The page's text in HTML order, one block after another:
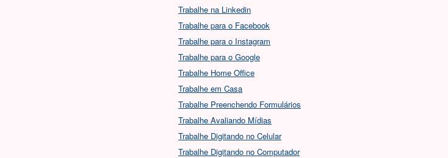
Trabalhe na Linkedin
Trabalhe para o Facebook
Trabalhe para o Instagram
Trabalhe para o Google
Trabalhe Home Office
Trabalhe em Casa
Trabalhe Preenchendo Formulários
Trabalhe Avaliando Mídias
Trabalhe Digitando no Celular
Trabalhe Digitando no Computador